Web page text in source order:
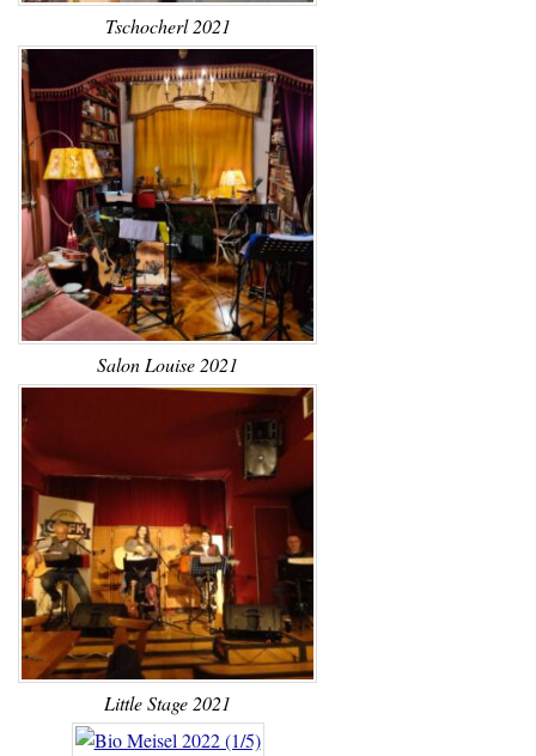
Tschocherl 2021
Salon Louise 2021
Little Stage 2021